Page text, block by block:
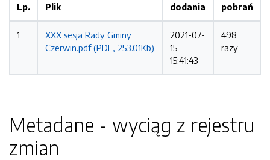
Lp. Plik
dodania
pobrań
1
XXX sesja Rady Gminy
Czerwin.pdf (PDF, 253.01Kb)
2021-07-
15
15:41:43
498
razy
Metadane - wyciąg z rejestru
zmian